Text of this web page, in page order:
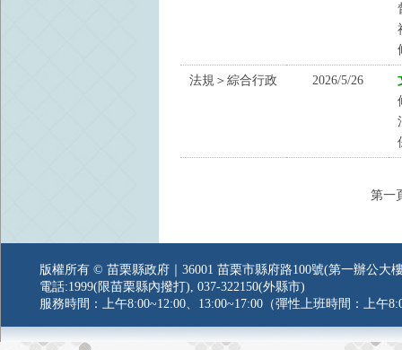
法規＞綜合行政 2026/5/26
第一
版權所有 © 苗栗縣政府｜36001 苗栗市縣府路100號(第一辦公大
電話:1999(限苗栗縣內撥打), 037-322150(外縣市)
服務時間：上午8:00~12:00、13:00~17:00（彈性上班時間：上午